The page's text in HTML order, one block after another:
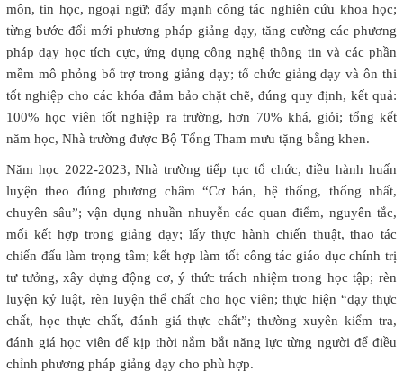
môn, tin học, ngoại ngữ; đẩy mạnh công tác nghiên cứu khoa học;
từng bước đổi mới phương pháp giảng dạy, tăng cường các phương
pháp dạy học tích cực, ứng dụng công nghệ thông tin và các phần
mềm mô phỏng bổ trợ trong giảng dạy; tổ chức giảng dạy và ôn thi
tốt nghiệp cho các khóa đảm bảo chặt chẽ, đúng quy định, kết quả:
100% học viên tốt nghiệp ra trường, hơn 70% khá, giỏi; tổng kết
năm học, Nhà trường được Bộ Tổng Tham mưu tặng bằng khen.
Năm học 2022-2023, Nhà trường tiếp tục tổ chức, điều hành huấn
luyện theo đúng phương châm “Cơ bản, hệ thống, thống nhất,
chuyên sâu”; vận dụng nhuần nhuyễn các quan điểm, nguyên tắc,
mối kết hợp trong giảng dạy; lấy thực hành chiến thuật, thao tác
chiến đấu làm trọng tâm; kết hợp làm tốt công tác giáo dục chính trị
tư tưởng, xây dựng động cơ, ý thức trách nhiệm trong học tập; rèn
luyện kỷ luật, rèn luyện thể chất cho học viên; thực hiện “dạy thực
chất, học thực chất, đánh giá thực chất”; thường xuyên kiểm tra,
đánh giá học viên để kịp thời nắm bắt năng lực từng người để điều
chỉnh phương pháp giảng dạy cho phù hợp.